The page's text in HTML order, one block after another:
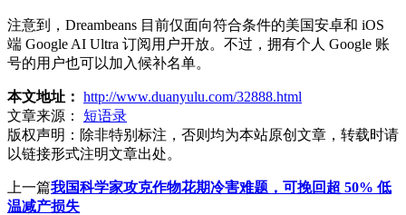
注意到，Dreambeans 目前仅面向符合条件的美国安卓和 iOS
端 Google AI Ultra 订阅用户开放。不过，拥有个人 Google 账
号的用户也可以加入候补名单。
本文地址： http://www.duanyulu.com/32888.html
文章来源：
短语录
版权声明： 除非特别标注，否则均为本站原创文章，转载时请
以链接形式注明文章出处。
上一篇我国科学家攻克作物花期冷害难题，可挽回超 50% 低
温减产损失